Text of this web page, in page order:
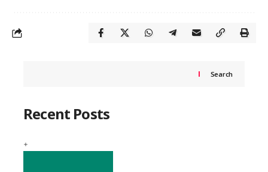
Search
Recent Posts